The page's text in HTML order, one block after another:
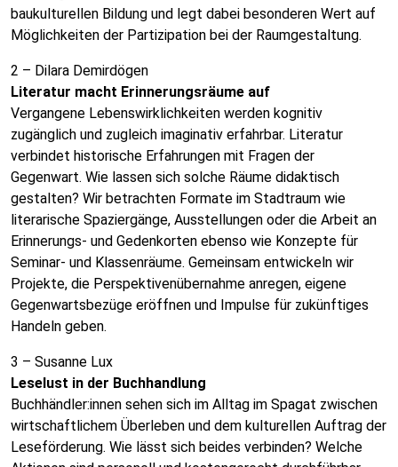
baukulturellen Bildung und legt dabei besonderen Wert auf
Möglichkeiten der Partizipation bei der Raumgestaltung.
2 – Dilara Demirdögen
Literatur macht Erinnerungsräume auf
Vergangene Lebenswirklichkeiten werden kognitiv
zugänglich und zugleich imaginativ erfahrbar. Literatur
verbindet historische Erfahrungen mit Fragen der
Gegenwart. Wie lassen sich solche Räume didaktisch
gestalten? Wir betrachten Formate im Stadtraum wie
literarische Spaziergänge, Ausstellungen oder die Arbeit an
Erinnerungs- und Gedenkorten ebenso wie Konzepte für
Seminar- und Klassenräume. Gemeinsam entwickeln wir
Projekte, die Perspektivenübernahme anregen, eigene
Gegenwartsbezüge eröffnen und Impulse für zukünftiges
Handeln geben.
3 – Susanne Lux
Leselust in der Buchhandlung
Buchhändler:innen sehen sich im Alltag im Spagat zwischen
wirtschaftlichem Überleben und dem kulturellen Auftrag der
Leseförderung. Wie lässt sich beides verbinden? Welche